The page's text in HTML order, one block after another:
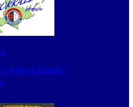
年野球大会&鶴岡一